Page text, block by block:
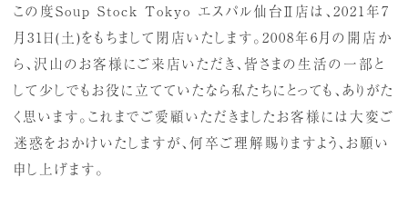
この度Soup Stock Tokyo エスパル仙台Ⅱ店は、2021年7
月31日(土)をもちまして閉店いたします。2008年6月の開店か
ら、沢山のお客様にご来店いただき、皆さまの生活の一部と
して少しでもお役に立てていたなら私たちにとっても、ありがた
く思います。これまでご愛顧いただきましたお客様には大変ご
迷惑をおかけいたしますが、何卒ご理解賜りますよう、お願い
申し上げます。